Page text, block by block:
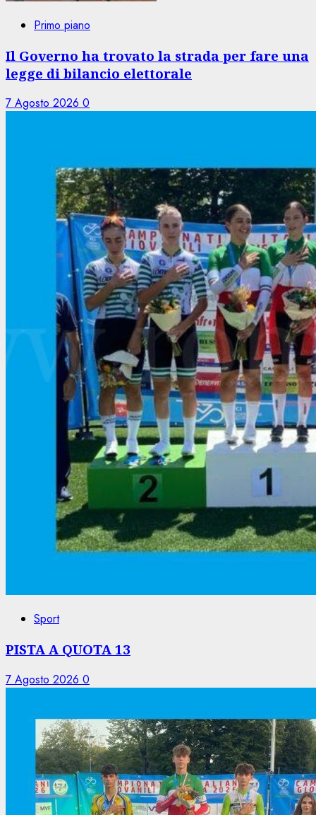
Primo piano
Il Governo ha trovato la strada per fare una
legge di bilancio elettorale
7 Agosto 2026 0
Sport
PISTA A QUOTA 13
7 Agosto 2026 0